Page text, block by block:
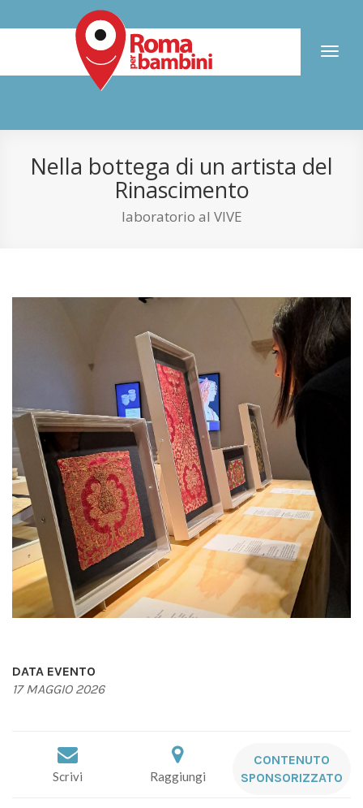
Toggle
Nella bottega di un artista del
Rinascimento
laboratorio al VIVE
DATA EVENTO
17 MAGGIO 2026
Scrivi Raggiungi
CONTENUTO
SPONSORIZZATO